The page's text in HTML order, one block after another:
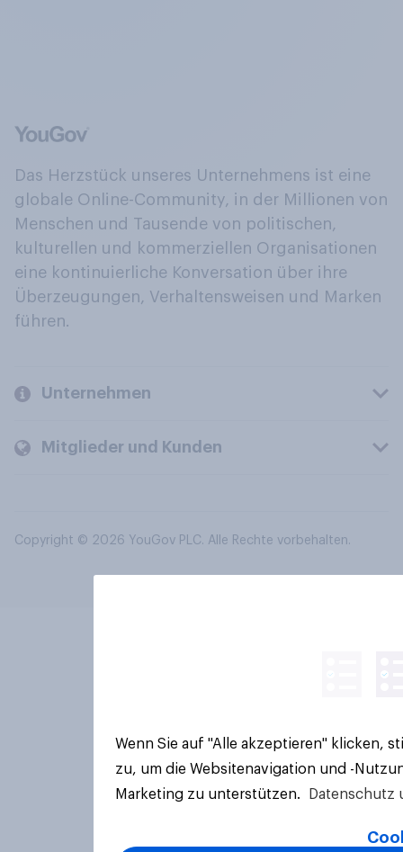
Das Herzstück unseres Unternehmens ist eine
globale Online-Community, in der Millionen von
Menschen und Tausende von politischen,
kulturellen und kommerziellen Organisationen
eine kontinuierliche Konversation über ihre
Überzeugungen, Verhaltensweisen und Marken
führen.
Unternehmen
Mitglieder und Kunden
Copyright © 2026 YouGov PLC. Alle Rechte vorbehalten.
Wenn Sie auf "Alle akzeptieren" klicken,
zu, um die Websitenavigation und -
Marketing zu unterstützen.
Datenschutz